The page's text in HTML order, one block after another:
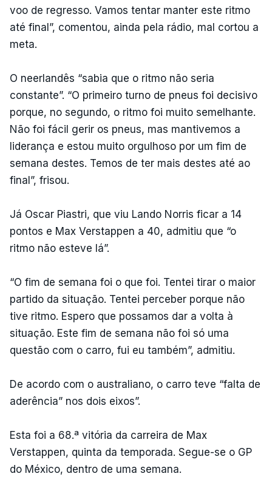
voo de regresso. Vamos tentar manter este ritmo
até final”, comentou, ainda pela rádio, mal cortou a
meta.
O neerlandês “sabia que o ritmo não seria
constante”. “O primeiro turno de pneus foi decisivo
porque, no segundo, o ritmo foi muito semelhante.
Não foi fácil gerir os pneus, mas mantivemos a
liderança e estou muito orgulhoso por um fim de
semana destes. Temos de ter mais destes até ao
final”, frisou.
Já Oscar Piastri, que viu Lando Norris ficar a 14
pontos e Max Verstappen a 40, admitiu que “o
ritmo não esteve lá”.
“O fim de semana foi o que foi. Tentei tirar o maior
partido da situação. Tentei perceber porque não
tive ritmo. Espero que possamos dar a volta à
situação. Este fim de semana não foi só uma
questão com o carro, fui eu também”, admitiu.
De acordo com o australiano, o carro teve “falta de
aderência” nos dois eixos”.
Esta foi a 68.ª vitória da carreira de Max
Verstappen, quinta da temporada. Segue-se o GP
do México, dentro de uma semana.